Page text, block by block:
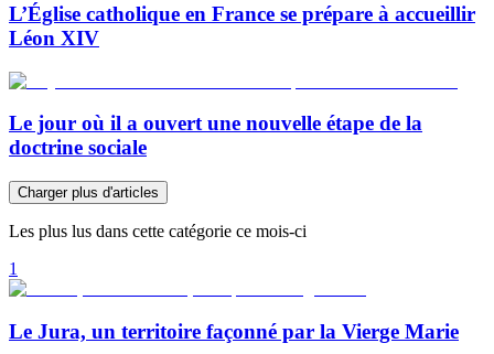
L’Église catholique en France se prépare à accueillir
Léon XIV
Le jour où il a ouvert une nouvelle étape de la
doctrine sociale
Charger plus d'articles
Les plus lus dans cette catégorie ce mois-ci
1
Le Jura, un territoire façonné par la Vierge Marie